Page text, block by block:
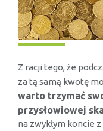
Z racji tego, że
za tą samą kwotę
warto trzymać
przysłowiowej
na zwykłym koncie